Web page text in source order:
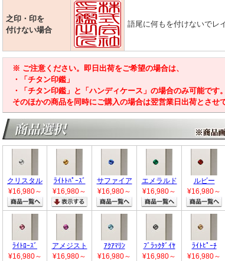
之印・印を
付けない場合
語尾に何もを付けないでレ
※ ご注意ください。即日出荷をご希望の場合は、
・「チタン印鑑」
・「チタン印鑑」と「ハンディケース」の場合のみ可能です。
そのほかの商品を同時にご購入の場合は翌営業日出荷とさせ
クリスタル
¥16,980～
ﾗｲﾄﾄﾊﾟｰｽﾞ
¥16,980～
サファイア
¥16,980～
エメラルド
¥16,980～
ルビー
¥16,980～
ﾗｲﾄﾛｰｽﾞ
¥16,980～
アメジスト
¥16,980～
ｱｸｱﾏﾘﾝ
¥16,980～
ﾌﾞﾗｯｸﾀﾞｲﾔ
¥16,980～
ﾗｲﾄﾋﾟｰﾁ
¥16,980～